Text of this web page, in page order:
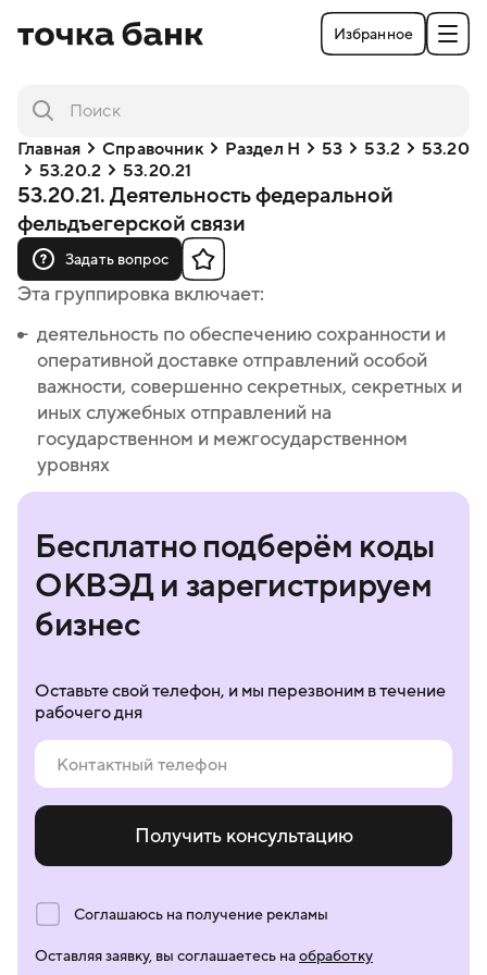
Избранное
Главная Справочник Раздел H 53 53.2
53.20
53.20.2
53.20.21
53.20.21. Деятельность федеральной
фельдъегерской связи
Задать вопрос
Эта группировка включает:
деятельность по обеспечению сохранности и
оперативной доставке отправлений особой
важности, совершенно секретных, секретных и
иных служебных отправлений на
государственном и межгосударственном
уровнях
Бесплатно подберём коды
ОКВЭД и зарегистрируем
бизнес
Оставьте свой телефон, и мы перезвоним в течение
рабочего дня
Получить консультацию
Соглашаюсь на получение рекламы
Оставляя заявку, вы соглашаетесь наобработку